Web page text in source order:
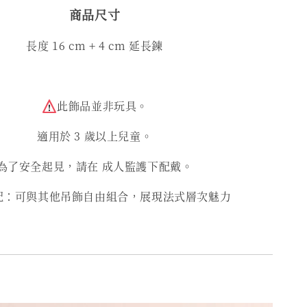
商品尺寸
長度 16 cm + 4 cm 延長鍊
此飾品並非玩具。
適用於 3 歲以上兒童。
了安全起見，請在 成人監護下配戴。
可與其他吊飾自由組合，展現法式層次魅力